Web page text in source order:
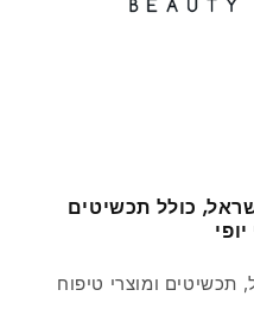
כולל תכשיטים
תכשיטים ומוצרי טיפוח